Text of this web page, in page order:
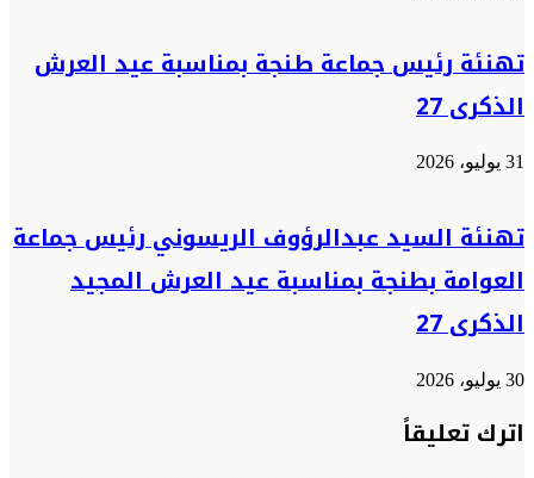
تهنئة رئيس جماعة طنجة بمناسبة عيد العرش
الذكرى 27
31 يوليو، 2026
تهنئة السيد عبدالرؤوف الريسوني رئيس جماعة
العوامة بطنجة بمناسبة عيد العرش المجيد
الذكرى 27
30 يوليو، 2026
اترك تعليقاً